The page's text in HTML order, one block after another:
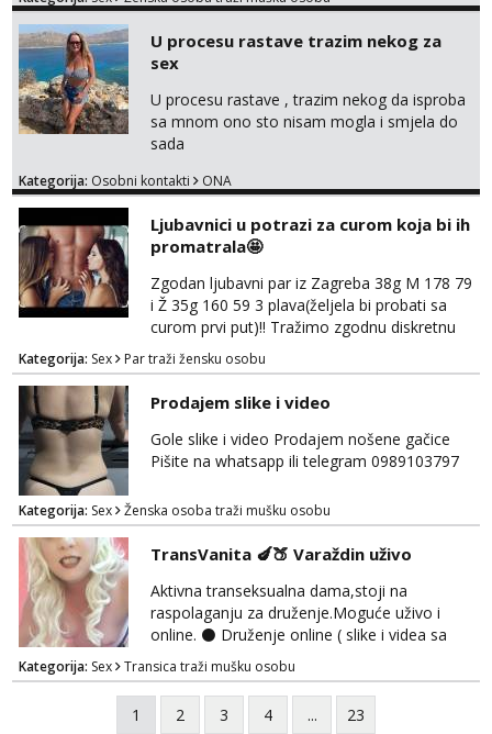
U procesu rastave trazim nekog za
sex
U procesu rastave , trazim nekog da isproba
sa mnom ono sto nisam mogla i smjela do
sada
Kategorija: Osobni kontakti ONA
Ljubavnici u potrazi za curom koja bi ih
promatrala🤩
Zgodan ljubavni par iz Zagreba 38g M 178 79
i Ž 35g 160 59 3 plava(željela bi probati sa
curom prvi put)!! Tražimo zgodnu diskretnu
curu koja bi nas promatrala dok imamo
žestok odnos. Može se pridruziti ali i ne
mora.Bitno da uzivamo diskretno anonimno
bez upoznavanja puno.Sliku mozemo
razmjeniti,ali najbolje uzivo se upoznati. Na
goo smo do 15.8 poslije tog mozemo se
Kategorija: Sex Par traži žensku osobu
Prodajem slike i video
Gole slike i video Prodajem nošene gačice
Pišite na whatsapp ili telegram 0989103797
Kategorija: Sex Ženska osoba traži mušku osobu
TransVanita 🍆🍑 Varaždin uživo
Aktivna transeksualna dama,stoji na
raspolaganju za druženje.Moguće uživo i
online. ⚫ Druženje online ( slike i videa sa
dopisivanjem ili hot razgovorom) te Cam
2cam ⚫Fetiš stvari za sladokusce šaljem (
gaćice,najlonke i ostalo...) ⚫ Snimam videa
po narudžbi, samo za tvoj užitak
Kategorija: Sex Transica traži mušku osobu
1 2 3 4 ... 23